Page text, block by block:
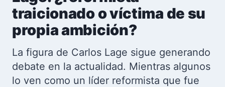
traicionado o víctima de su
propia ambición?
La figura de Carlos Lage sigue generando
debate en la actualidad. Mientras algunos
lo ven como un líder reformista que fue